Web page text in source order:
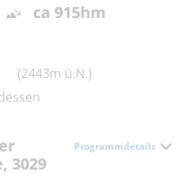
ca 915hm
(2443m ü.N.)
3029
Programmdetails